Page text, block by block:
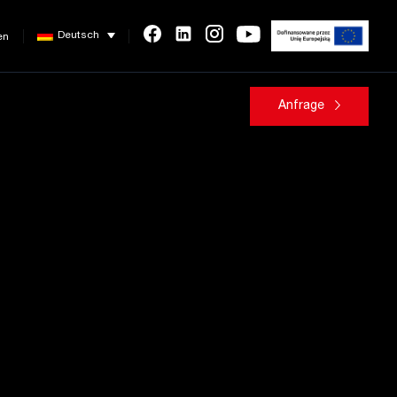
Deutsch
Anfrage